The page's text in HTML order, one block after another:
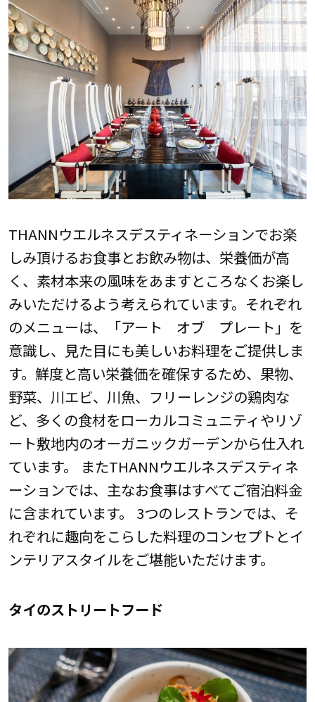
THANNウエルネスデスティネーションでお楽
しみ頂けるお食事とお飲み物は、栄養価が高
く、素材本来の風味をあますところなくお楽し
みいただけるよう考えられています。それぞれ
のメニューは、「アート オブ プレート」を
意識し、見た目にも美しいお料理をご提供しま
す。鮮度と高い栄養価を確保するため、果物、
野菜、川エビ、川魚、フリーレンジの鶏肉な
ど、多くの食材をローカルコミュニティやリゾ
ート敷地内のオーガニックガーデンから仕入れ
ています。 またTHANNウエルネスデスティネ
ーションでは、主なお食事はすべてご宿泊料金
に含まれています。 3つのレストランでは、そ
れぞれに趣向をこらした料理のコンセプトとイ
ンテリアスタイルをご堪能いただけます。
タイのストリートフード